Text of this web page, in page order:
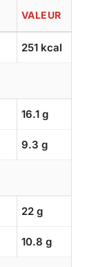
VALEUR
251 kcal
16.1 g
9.3 g
22 g
10.8 g